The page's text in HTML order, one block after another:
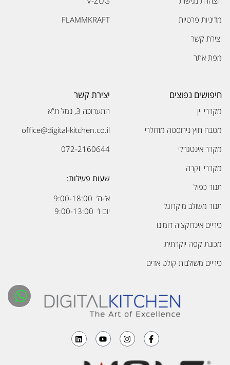
מדיניות פרטיות
יצירת קשר
מפת אתר
FLAMMKRAFT
חיפושים נפוצים
מקררי יין
מטבח חוץ נירוסטה מודולרי
מקרר אינטגרלי
מקררי יוקרה
תנור כפול
תנור משולב מיקרוגל
כיריים אינדוקציה דומינו
מכונת קפה יוקרתית
כיריים משולבות קולט אדים
יצירת קשר
התערוכה 3, נמל ת”א
office@digital-kitchen.co.il
072-2160644
שעות פעילות:
א’-ה’ 9:00-18:00
יום ו’ 9:00-13:00